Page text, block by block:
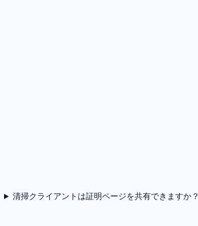
清掃クライアントは証明ページを共有できますか？